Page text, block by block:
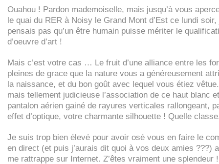
Ouahou ! Pardon mademoiselle, mais jusqu’à vous
le quai du RER à Noisy le Grand Mont d’Est ce lundi soir,
pensais pas qu’un être humain puisse mériter le
d’oeuvre d’art !
Mais c’est votre cas … Le fruit d’une alliance entre les
pleines de grace que la nature vous a généreusement
la naissance, et du bon goût avec lequel vous étiez
mais tellement judicieuse l’association de ce haut blanc
pantalon aérien gainé de rayures verticales rallongeant,
effet d’optique, votre charmante silhouette ! Quelle
Je suis trop bien élevé pour avoir osé vous en faire le
en direct (et puis j’aurais dit quoi à vos deux amies ???)
me rattrappe sur Internet. Z’êtes vraiment une splendeur !